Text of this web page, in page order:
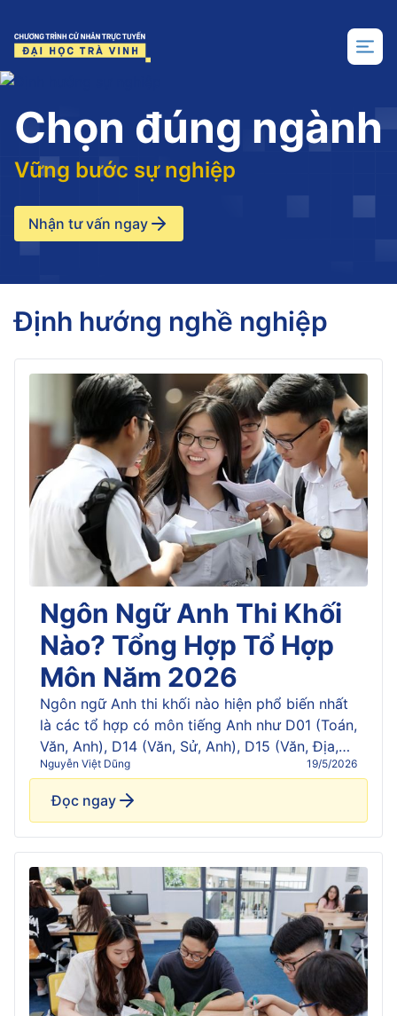
Trang chủ
Chọn đúng ngành
Vững bước sự nghiệp
Nhận tư vấn ngay
Định hướng nghề nghiệp
Ngôn Ngữ Anh Thi Khối
Nào? Tổng Hợp Tổ Hợp
Môn Năm 2026
Ngôn ngữ Anh thi khối nào hiện phổ biến nhất
là các tổ hợp có môn tiếng Anh như D01 (Toán,
Văn, Anh), D14 (Văn, Sử, Anh), D15 (Văn, Địa,
Anh), D66 (Văn, GDCD, Anh) và một số tổ hợp
mở rộng như A01 (Toán, Lý, Anh) tùy từng
trường. Nhờ đó, thí sinh có […]
Nguyễn Việt Dũng 19/5/2026
Đọc ngay